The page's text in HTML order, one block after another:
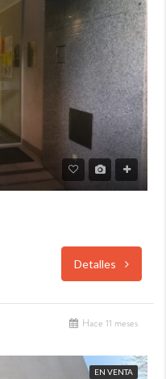
Detalles
Hace 11 meses
EN VENTA